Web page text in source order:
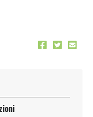
al 40% valido